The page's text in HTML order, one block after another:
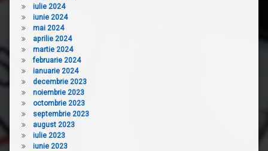
iulie 2024
iunie 2024
mai 2024
aprilie 2024
martie 2024
februarie 2024
ianuarie 2024
decembrie 2023
noiembrie 2023
octombrie 2023
septembrie 2023
august 2023
iulie 2023
iunie 2023